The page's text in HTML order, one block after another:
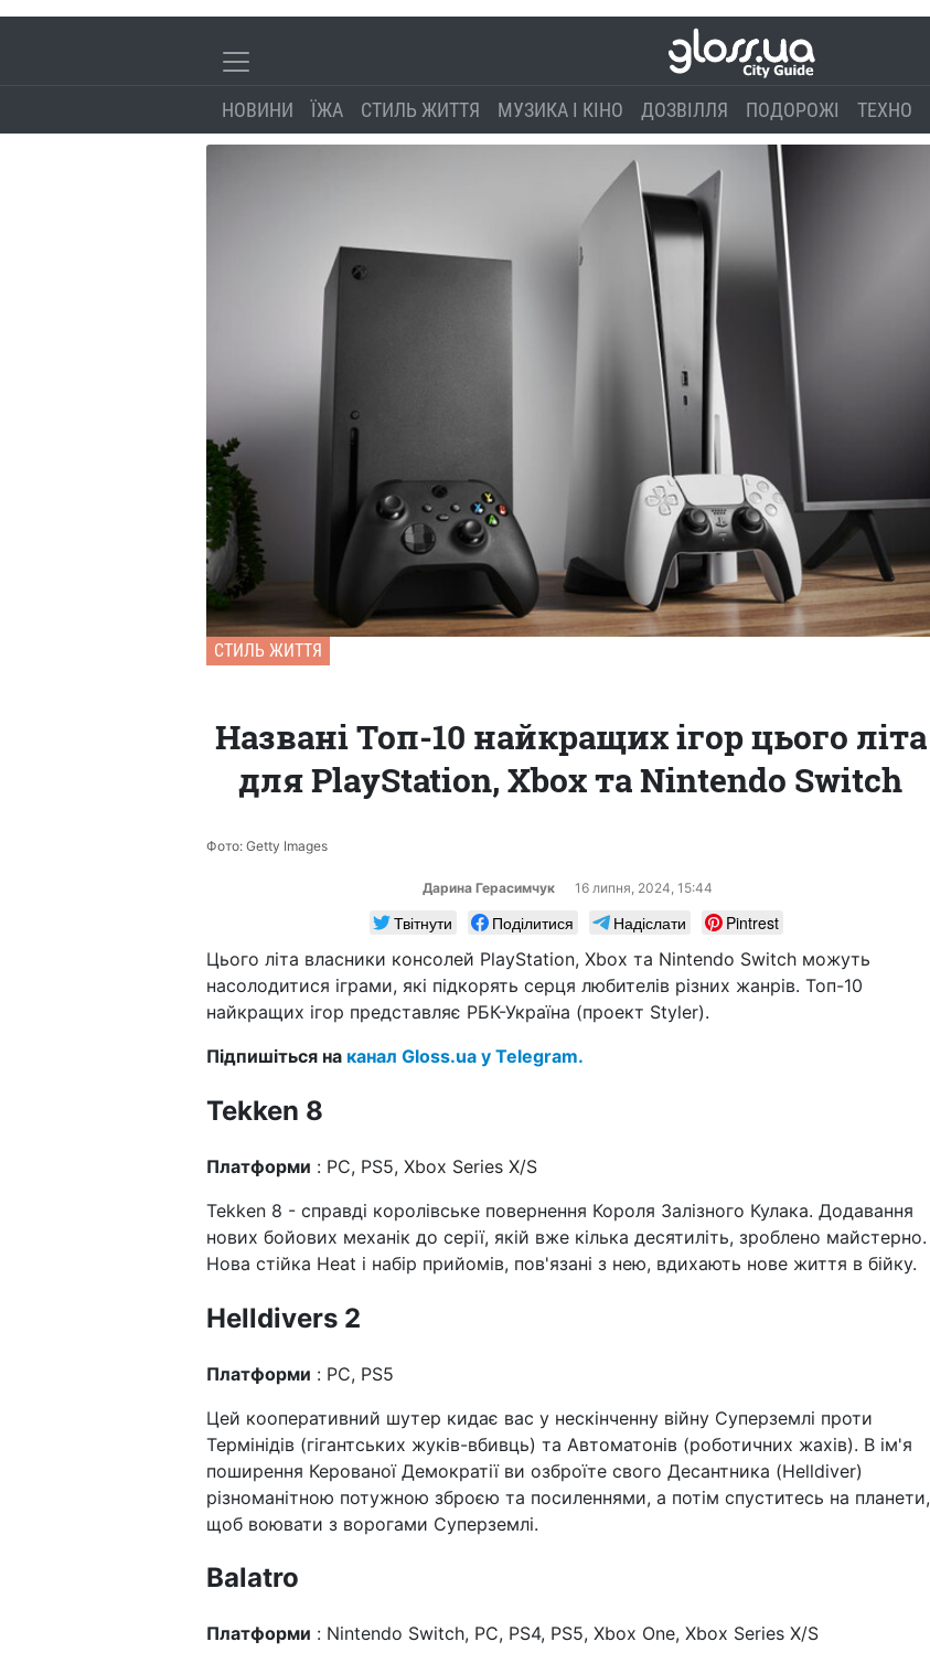
НОВИНИ ЇЖА СТИЛЬ ЖИТТЯ МУЗИКА І КІНО ДОЗВІЛЛЯ ПОДОРОЖІ ТЕХНО
СТИЛЬ ЖИТТЯ
Названі Топ-10 найкращих ігор цього літа
для PlayStation, Xbox та Nintendo Switch
Фото: Getty Images
Дарина Герасимчук 16 липня, 2024, 15:44
Твітнути Поділитися Надіслати
Pintrest
Цього літа власники консолей PlayStation, Xbox та Nintendo Switch можуть
насолодитися іграми, які підкорять серця любителів різних жанрів. Топ-10
найкращих ігор представляє РБК-Україна (проект Styler).
Підпишіться на канал Gloss.ua у Telegram.
Tekken 8
Платформи : PC, PS5, Xbox Series X/S
Tekken 8 - справді королівське повернення Короля Залізного Кулака. Додавання
нових бойових механік до серії, якій вже кілька десятиліть, зроблено майстерно.
Нова стійка Heat і набір прийомів, пов'язані з нею, вдихають нове життя в бійку.
Helldivers 2
Платформи : PC, PS5
Цей кооперативний шутер кидає вас у нескінченну війну Суперземлі проти
Термінідів (гігантських жуків-вбивць) та Автоматонів (роботичних жахів). В ім'я
поширення Керованої Демократії ви озброїте свого Десантника (Helldiver)
різноманітною потужною зброєю та посиленнями, а потім спуститесь на планети,
щоб воювати з ворогами Суперземлі.
Balatro
Платформи : Nintendo Switch, PC, PS4, PS5, Xbox One, Xbox Series X/S